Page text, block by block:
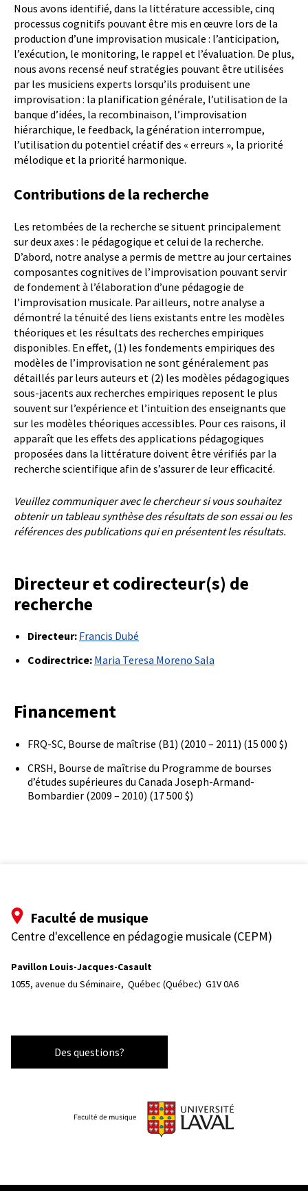
Nous avons identifié, dans la littérature accessible, cinq
processus cognitifs pouvant être mis en œuvre lors de la
production d’une improvisation musicale : l’anticipation,
l’exécution, le monitoring, le rappel et l’évaluation. De plus,
nous avons recensé neuf stratégies pouvant être utilisées
par les musiciens experts lorsqu’ils produisent une
improvisation : la planification générale, l’utilisation de la
banque d’idées, la recombinaison, l’improvisation
hiérarchique, le feedback, la génération interrompue,
l’utilisation du potentiel créatif des « erreurs », la priorité
mélodique et la priorité harmonique.
Contributions de la recherche
Les retombées de la recherche se situent principalement
sur deux axes : le pédagogique et celui de la recherche.
D’abord, notre analyse a permis de mettre au jour certaines
composantes cognitives de l’improvisation pouvant servir
de fondement à l’élaboration d’une pédagogie de
l’improvisation musicale. Par ailleurs, notre analyse a
démontré la ténuité des liens existants entre les modèles
théoriques et les résultats des recherches empiriques
disponibles. En effet, (1) les fondements empiriques des
modèles de l’improvisation ne sont généralement pas
détaillés par leurs auteurs et (2) les modèles pédagogiques
sous-jacents aux recherches empiriques reposent le plus
souvent sur l’expérience et l’intuition des enseignants que
sur les modèles théoriques accessibles. Pour ces raisons, il
apparaît que les effets des applications pédagogiques
proposées dans la littérature doivent être vérifiés par la
recherche scientifique afin de s’assurer de leur efficacité.
Veuillez communiquer avec le chercheur si vous souhaitez
obtenir un tableau synthèse des résultats de son essai ou les
références des publications qui en présentent les résultats.
Directeur et codirecteur(s) de
recherche
Directeur: Francis Dubé
Codirectrice: Maria Teresa Moreno Sala
Financement
FRQ-SC, Bourse de maîtrise (B1) (2010 – 2011) (15 000 $)
CRSH, Bourse de maîtrise du Programme de bourses
d’études supérieures du Canada Joseph-Armand-
Bombardier (2009 – 2010) (17 500 $)
Faculté de musique
Centre d'excellence en pédagogie musicale (CEPM)
Pavillon Louis-Jacques-Casault
1055, avenue du Séminaire, Québec (Québec)  G1V 0A6
Des questions?